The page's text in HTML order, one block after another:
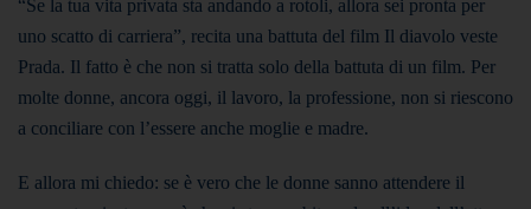
“Se la tua vita privata sta andando a rotoli, allora sei pronta per
uno scatto di carriera”, recita una battuta del film Il diavolo veste
Prada. Il fatto è che non si tratta solo della battuta di un film. Per
molte donne, ancora oggi, il lavoro, la professione, non si riescono
a conciliare con l’essere anche moglie e madre.
E allora mi chiedo: se è vero che le donne sanno attendere il